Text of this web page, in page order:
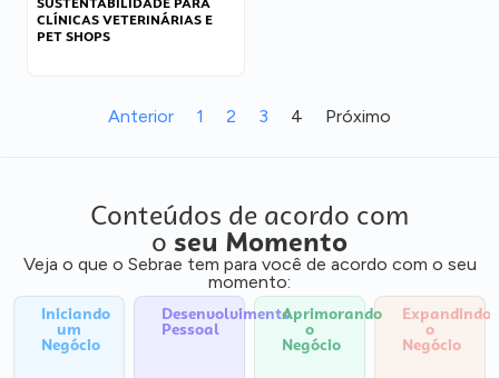
CLÍNICAS VETERINÁRIAS E
PET SHOPS
Anterior 1 2 3 4 Próximo
Conteúdos de acordo com
o seu Momento
Veja o que o Sebrae tem para você de acordo com o seu
momento:
Iniciando
um
Negócio
Desenvolvimento
Pessoal
Aprimorando
o
Negócio
Expandindo
o
Negócio